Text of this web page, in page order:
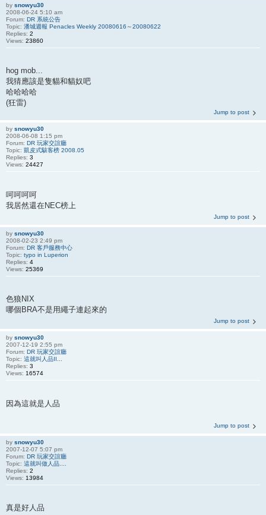
by snowyu30
2008-06-24 5:10 am
Forum: DR 系統公告
Topic: 潘城週報 Penacles Weekly 20080616～20080622
Replies: 2
Views: 23860
hog mob...
我猜應該是隻貓和貓奴吧
哈哈哈哈
(狂雷)
Jump to post
by snowyu30
2008-06-08 1:15 pm
Forum: DR 玩家交誼廳
Topic: 凱皮式駭客榜 2008.05
Replies: 3
Views: 24427
呵呵呵呵
我居然還在NEC榜上
Jump to post
by snowyu30
2008-02-23 2:49 pm
Forum: DR 客戶服務中心
Topic: typo in Luperion
Replies: 4
Views: 25369
色狼NIX
哪個BRA不是用繩子連起來的
Jump to post
by snowyu30
2007-12-19 2:55 pm
Forum: DR 玩家交誼廳
Topic: 這就叫人品II...
Replies: 3
Views: 16574
因為這就是人品
Jump to post
by snowyu30
2007-12-07 5:07 pm
Forum: DR 玩家交誼廳
Topic: 這就叫做人品....
Replies: 2
Views: 13984
真是好人品